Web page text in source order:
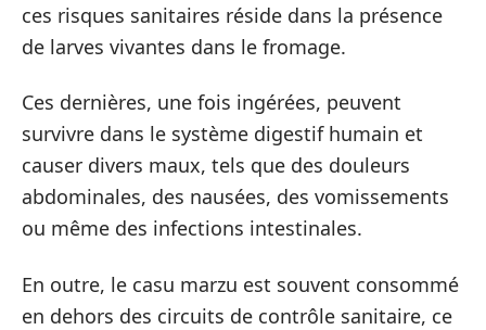
ces risques sanitaires réside dans la présence
de larves vivantes dans le fromage.
Ces dernières, une fois ingérées, peuvent
survivre dans le système digestif humain et
causer divers maux, tels que des douleurs
abdominales, des nausées, des vomissements
ou même des infections intestinales.
En outre, le casu marzu est souvent consommé
en dehors des circuits de contrôle sanitaire, ce